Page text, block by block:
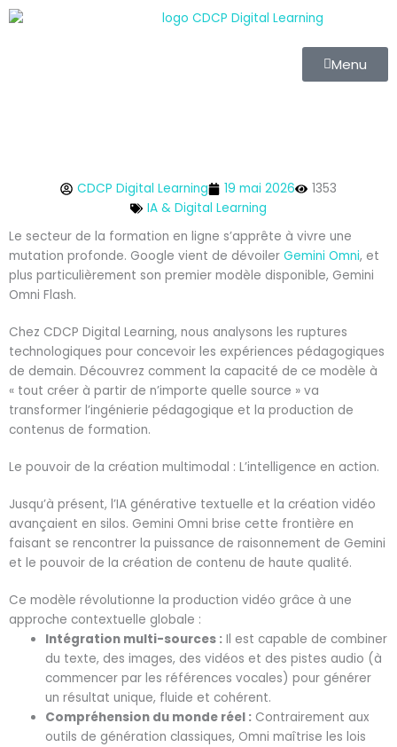
Aller
au
Menu
CDCP Digital Learning 19 mai 2026
1353
IA & Digital Learning
Le secteur de la formation en ligne s’apprête à vivre une
mutation profonde. Google vient de dévoiler Gemini Omni, et
plus particulièrement son premier modèle disponible, Gemini
Omni Flash.
Chez CDCP Digital Learning, nous analysons les ruptures
technologiques pour concevoir les expériences pédagogiques
de demain. Découvrez comment la capacité de ce modèle à
« tout créer à partir de n’importe quelle source » va
transformer l’ingénierie pédagogique et la production de
contenus de formation.
Le pouvoir de la création multimodal : L’intelligence en action.
Jusqu’à présent, l’IA générative textuelle et la création vidéo
avançaient en silos. Gemini Omni brise cette frontière en
faisant se rencontrer la puissance de raisonnement de Gemini
et le pouvoir de la création de contenu de haute qualité.
Ce modèle révolutionne la production vidéo grâce à une
approche contextuelle globale :
Intégration multi-sources : Il est capable de combiner
du texte, des images, des vidéos et des pistes audio (à
commencer par les références vocales) pour générer
un résultat unique, fluide et cohérent.
Compréhension du monde réel : Contrairement aux
outils de génération classiques, Omni maîtrise les lois